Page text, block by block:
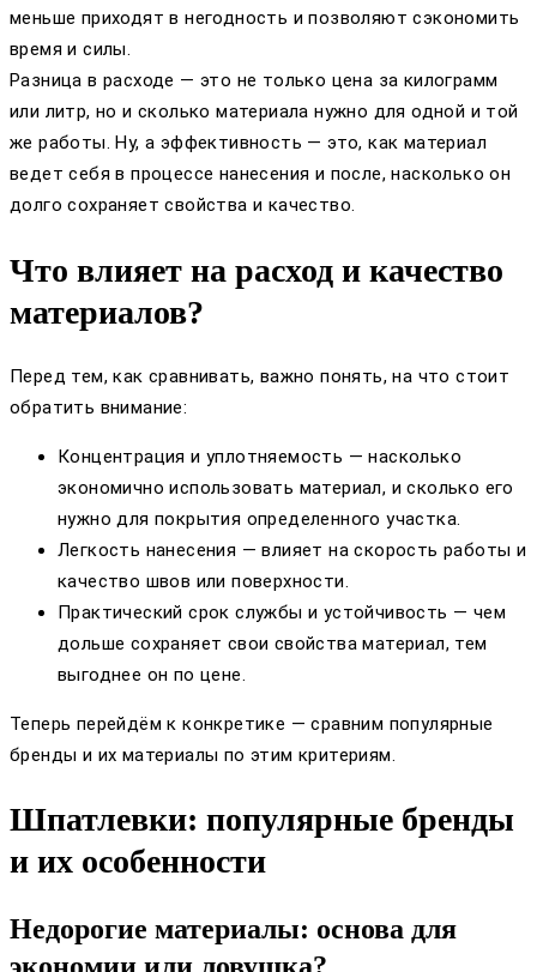
меньше приходят в негодность и позволяют сэкономить
время и силы.
Разница в расходе — это не только цена за килограмм
или литр, но и сколько материала нужно для одной и той
же работы. Ну, а эффективность — это, как материал
ведет себя в процессе нанесения и после, насколько он
долго сохраняет свойства и качество.
Что влияет на расход и качество
материалов?
Перед тем, как сравнивать, важно понять, на что стоит
обратить внимание:
Концентрация и уплотняемость — насколько
экономично использовать материал, и сколько его
нужно для покрытия определенного участка.
Легкость нанесения — влияет на скорость работы и
качество швов или поверхности.
Практический срок службы и устойчивость — чем
дольше сохраняет свои свойства материал, тем
выгоднее он по цене.
Теперь перейдём к конкретике — сравним популярные
бренды и их материалы по этим критериям.
Шпатлевки: популярные бренды
и их особенности
Недорогие материалы: основа для